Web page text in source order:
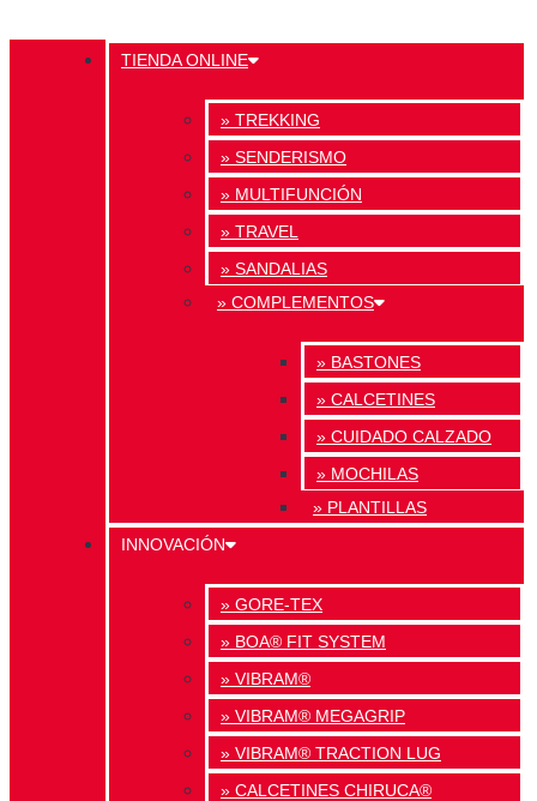
TIENDA ONLINE
» TREKKING
» SENDERISMO
» MULTIFUNCIÓN
» TRAVEL
» SANDALIAS
» COMPLEMENTOS
» BASTONES
» CALCETINES
» CUIDADO CALZADO
» MOCHILAS
» PLANTILLAS
INNOVACIÓN
» GORE-TEX
» BOA® FIT SYSTEM
» VIBRAM®
» VIBRAM® MEGAGRIP
» VIBRAM® TRACTION LUG
» CALCETINES CHIRUCA®